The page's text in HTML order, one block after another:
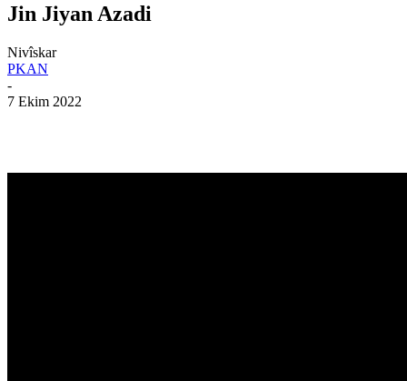
Jin Jiyan Azadi
Nivîskar
PKAN
-
7 Ekim 2022